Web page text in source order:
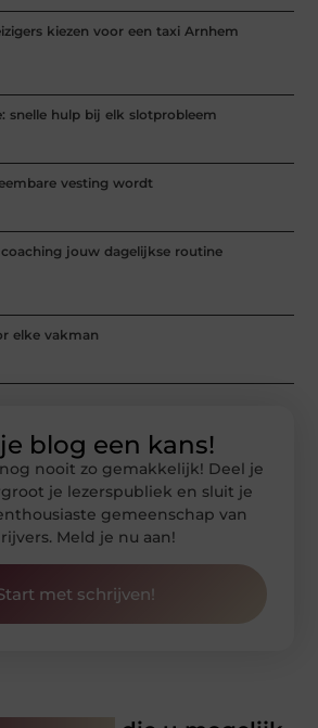
kiezen voor een taxi Arnhem
snelle hulp bij elk slotprobleem
vesting wordt
jouw dagelijkse routine
elke vakman
blog een kans!
nooit zo gemakkelijk! Deel je
je lezerspubliek en sluit je
gemeenschap van
Meld je nu aan!
met schrijven!